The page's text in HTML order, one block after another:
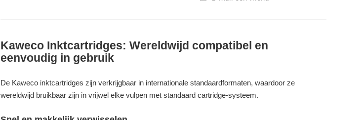
Kaweco Inktcartridges: Wereldwijd compatibel en
eenvoudig in gebruik
De Kaweco inktcartridges zijn verkrijgbaar in internationale standaardformaten, waardoor ze
wereldwijd bruikbaar zijn in vrijwel elke vulpen met standaard cartridge-systeem.